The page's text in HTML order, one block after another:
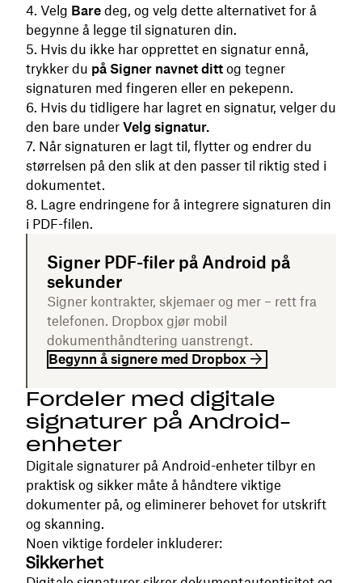
Velg Bare deg, og velg dette alternativet for å
begynne å legge til signaturen din.
Hvis du ikke har opprettet en signatur ennå,
trykker du på Signer navnet ditt og tegner
signaturen med fingeren eller en pekepenn.
Hvis du tidligere har lagret en signatur, velger du
den bare under Velg signatur.
Når signaturen er lagt til, flytter og endrer du
størrelsen på den slik at den passer til riktig sted i
dokumentet.
Lagre endringene for å integrere signaturen din
i PDF-filen.
Signer PDF-filer på Android på
sekunder
Signer kontrakter, skjemaer og mer – rett fra
telefonen. Dropbox gjør mobil
dokumenthåndtering uanstrengt.
Begynn å signere med Dropbox
Fordeler med digitale
signaturer på Android-
enheter
Digitale signaturer på Android-enheter tilbyr en
praktisk og sikker måte å håndtere viktige
dokumenter på, og eliminerer behovet for utskrift
og skanning.
Noen viktige fordeler inkluderer:
Sikkerhet